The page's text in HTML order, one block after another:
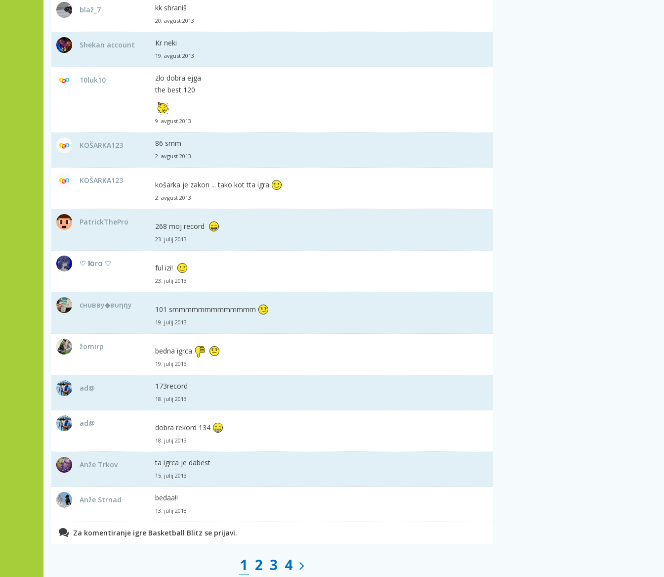
blaž_7 kk shraniš
20. avgust 2013
Shekan account Kr neki
19. avgust 2013
10luk10
zlo dobra ejga
the best 120
9. avgust 2013
KOŠARKA123 86 smm
2. avgust 2013
KOŠARKA123 košarka je zakon ... tako kot tta igra
2. avgust 2013
PatrickThePro 268 moj record
23. julij 2013
♡ Ҡiαrα ♡ ful izi!
23. julij 2013
cнυвву◆вυηηу 101 smmmmmmmmmmmmm
19. julij 2013
žomirp bedna igrca
19. julij 2013
ad@ 173record
18. julij 2013
ad@ dobra rekord 134
18. julij 2013
Anže Trkov ta igrca je dabest
15. julij 2013
Anže Strnad bedaa!!
13. julij 2013
Za komentiranje igre Basketball Blitz se prijavi.
1 2 3 4